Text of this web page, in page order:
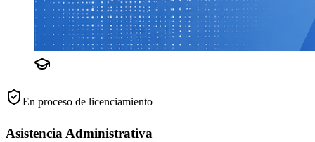
En proceso de licenciamiento
Asistencia Administrativa